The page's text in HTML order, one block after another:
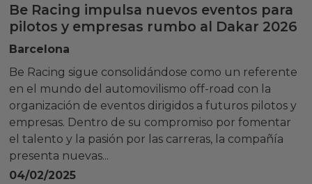
Be Racing impulsa nuevos eventos para
pilotos y empresas rumbo al Dakar 2026
Barcelona
Be Racing sigue consolidándose como un referente
en el mundo del automovilismo off-road con la
organización de eventos dirigidos a futuros pilotos y
empresas. Dentro de su compromiso por fomentar
el talento y la pasión por las carreras, la compañía
presenta nuevas...
04/02/2025